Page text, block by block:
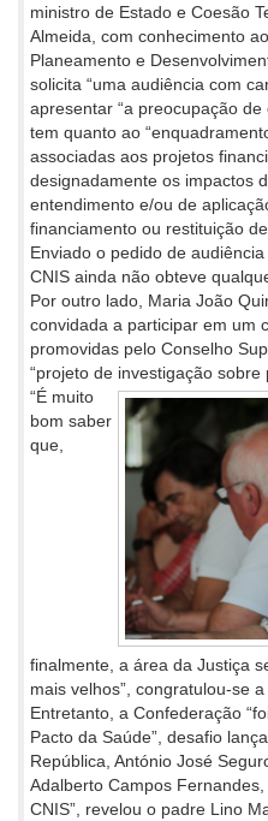
ministro de Estado e Coesão
Almeida, com conhecimento
Planeamento e
solicita “uma audiência com
apresentar “a preocupação
tem quanto ao
associadas aos projetos
designadamente os impactos
entendimento e/ou de
financiamento ou restituição
Enviado o pedido de
CNIS ainda não obteve
Por outro lado, Maria João
convidada a participar em um
promovidas pelo Conselho
“projeto de investigação sobre
“É muito
bom saber
que,
finalmente, a área da Justiça
mais velhos”, congratulou-se
Entretanto, a Confederação
Pacto da Saúde”, desafio
República, António José
Adalberto Campos
CNIS”, revelou o padre Lino